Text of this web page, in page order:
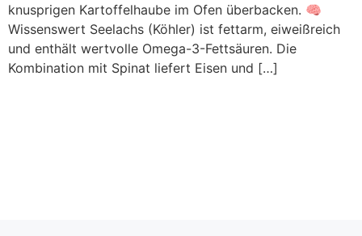
knusprigen Kartoffelhaube im Ofen überbacken. 🧠
Wissenswert Seelachs (Köhler) ist fettarm, eiweißreich
und enthält wertvolle Omega-3-Fettsäuren. Die
Kombination mit Spinat liefert Eisen und […]